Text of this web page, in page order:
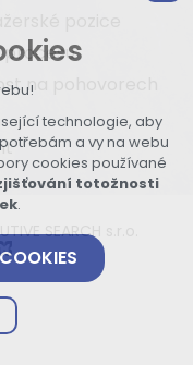
pozice
procesu
na pohovorech
SEARCH s.r.o.
technologie, aby
a vy na webu
cookies používané
totožnosti
.